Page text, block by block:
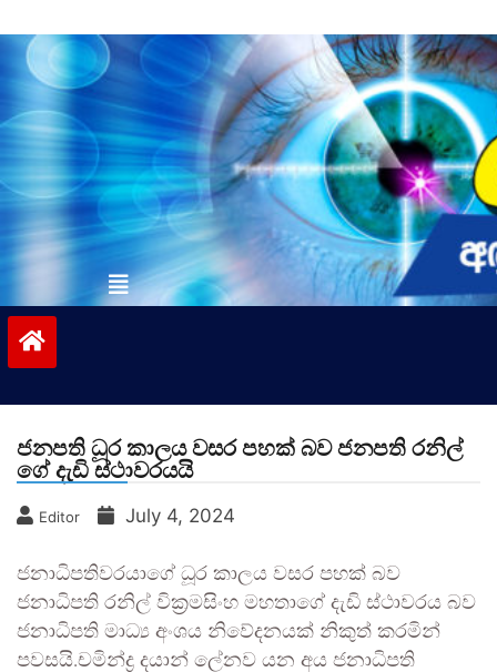
to
contentvinivida.lk
ජනපති ධූර කාලය වසර පහක් බව ජනපති රනිල්
ගේ දැඩි ස්ථාවරයයි
Editor July 4, 2024
ජනාධිපතිවරයාගේ ධූර කාලය වසර පහක් බව
ජනාධිපති රනිල් වික්‍රමසිංහ මහතාගේ දැඩි ස්ථාවරය බව
ජනාධිපති මාධ්‍ය අංශය නිවේදනයක් නිකුත් කරමින්
පවසයි.චමින්ද්‍ර දයාන් ලේනව යන අය ජනාධිපති